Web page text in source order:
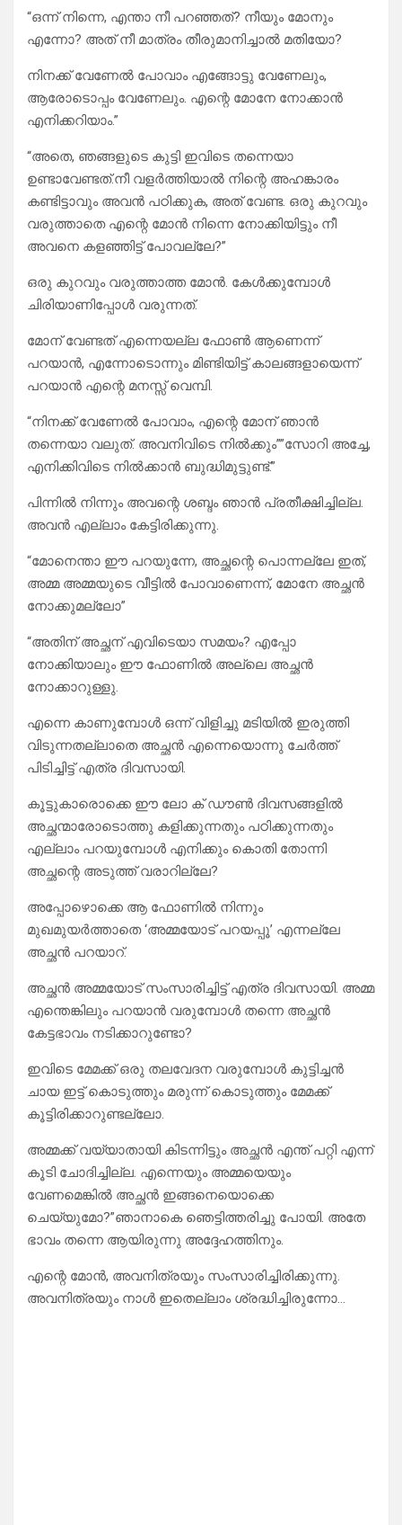
“ഒന്ന് നിന്നെ, എന്താ നീ പറഞ്ഞത്? നീയും മോനും
എന്നോ? അത് നീ മാത്രം തീരുമാനിച്ചാൽ മതിയോ?
നിനക്ക് വേണേൽ പോവാം എങ്ങോട്ടു വേണേലും,
ആരോടൊപ്പം വേണേലും. എന്റെ മോനേ നോക്കാൻ
എനിക്കറിയാം.”
“അതെ, ഞങ്ങളുടെ കുട്ടി ഇവിടെ തന്നെയാ
ഉണ്ടാവേണ്ടത്.നീ വളർത്തിയാൽ നിന്റെ അഹങ്കാരം
കണ്ടിട്ടാവും അവൻ പഠിക്കുക, അത് വേണ്ട. ഒരു കുറവും
വരുത്താതെ എന്റെ മോൻ നിന്നെ നോക്കിയിട്ടും നീ
അവനെ കളഞ്ഞിട്ട് പോവല്ലേ?”
ഒരു കുറവും വരുത്താത്ത മോൻ. കേൾക്കുമ്പോൾ
ചിരിയാണിപ്പോൾ വരുന്നത്.
മോന് വേണ്ടത് എന്നെയല്ല ഫോൺ ആണെന്ന്
പറയാൻ, എന്നോടൊന്നും മിണ്ടിയിട്ട് കാലങ്ങളായെന്ന്
പറയാൻ എന്റെ മനസ്സ് വെമ്പി.
“നിനക്ക് വേണേൽ പോവാം, എന്റെ മോന് ഞാൻ
തന്നെയാ വലുത്. അവനിവിടെ നിൽക്കും””സോറി അച്ചേ,
എനിക്കിവിടെ നിൽക്കാൻ ബുദ്ധിമുട്ടുണ്ട്.”
പിന്നിൽ നിന്നും അവന്റെ ശബ്ദം ഞാൻ പ്രതീക്ഷിച്ചില്ല.
അവൻ എല്ലാം കേട്ടിരിക്കുന്നു.
“മോനെന്താ ഈ പറയുന്നേ, അച്ഛന്റെ പൊന്നല്ലേ ഇത്,
അമ്മ അമ്മയുടെ വീട്ടിൽ പോവാണെന്ന്, മോനേ അച്ഛൻ
നോക്കുമല്ലോ”
“അതിന് അച്ഛന് എവിടെയാ സമയം? എപ്പോ
നോക്കിയാലും ഈ ഫോണിൽ അല്ലെ അച്ഛൻ
നോക്കാറുള്ളു.
എന്നെ കാണുമ്പോൾ ഒന്ന് വിളിച്ചു മടിയിൽ ഇരുത്തി
വിടുന്നതല്ലാതെ അച്ഛൻ എന്നെയൊന്നു ചേർത്ത്
പിടിച്ചിട്ട് എത്ര ദിവസായി.
കൂട്ടുകാരൊക്കെ ഈ ലോ ക്‌ ഡൗൺ ദിവസങ്ങളിൽ
അച്ഛന്മാരോടൊത്തു കളിക്കുന്നതും പഠിക്കുന്നതും
എല്ലാം പറയുമ്പോൾ എനിക്കും കൊതി തോന്നി
അച്ഛന്റെ അടുത്ത് വരാറില്ലേ?
അപ്പോഴൊക്കെ ആ ഫോണിൽ നിന്നും
മുഖമുയർത്താതെ ‘അമ്മയോട് പറയപ്പൂ’ എന്നല്ലേ
അച്ഛൻ പറയാറ്.
അച്ഛൻ അമ്മയോട് സംസാരിച്ചിട്ട് എത്ര ദിവസായി. അമ്മ
എന്തെങ്കിലും പറയാൻ വരുമ്പോൾ തന്നെ അച്ഛൻ
കേട്ടഭാവം നടിക്കാറുണ്ടോ?
ഇവിടെ മേമക്ക് ഒരു തലവേദന വരുമ്പോൾ കുട്ടിച്ചൻ
ചായ ഇട്ട് കൊടുത്തും മരുന്ന് കൊടുത്തും മേമക്ക്
കൂട്ടിരിക്കാറുണ്ടല്ലോ.
അമ്മക്ക് വയ്യാതായി കിടന്നിട്ടും അച്ഛൻ എന്ത് പറ്റി എന്ന്
കൂടി ചോദിച്ചില്ല. എന്നെയും അമ്മയെയും
വേണമെങ്കിൽ അച്ഛൻ ഇങ്ങനെയൊക്കെ
ചെയ്യുമോ?”ഞാനാകെ ഞെട്ടിത്തരിച്ചു പോയി. അതേ
ഭാവം തന്നെ ആയിരുന്നു അദ്ദേഹത്തിനും.
എന്റെ മോൻ, അവനിത്രയും സംസാരിച്ചിരിക്കുന്നു.
അവനിത്രയും നാൾ ഇതെല്ലാം ശ്രദ്ധിച്ചിരുന്നോ…